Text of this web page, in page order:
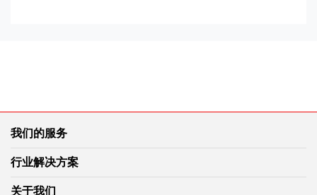
我们的服务
行业解决方案
关于我们